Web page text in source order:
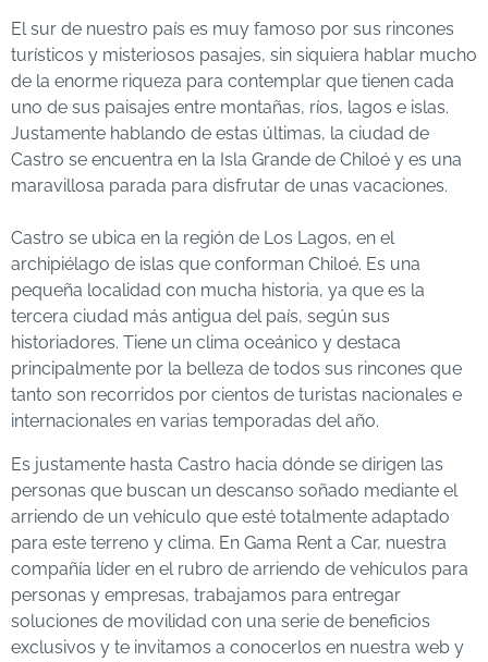
El sur de nuestro país es muy famoso por sus rincones
turísticos y misteriosos pasajes, sin siquiera hablar mucho
de la enorme riqueza para contemplar que tienen cada
uno de sus paisajes entre montañas, ríos, lagos e islas.
Justamente hablando de estas últimas, la ciudad de
Castro se encuentra en la Isla Grande de Chiloé y es una
maravillosa parada para disfrutar de unas vacaciones.
Castro se ubica en la región de Los Lagos, en el
archipiélago de islas que conforman Chiloé. Es una
pequeña localidad con mucha historia, ya que es la
tercera ciudad más antigua del país, según sus
historiadores. Tiene un clima oceánico y destaca
principalmente por la belleza de todos sus rincones que
tanto son recorridos por cientos de turistas nacionales e
internacionales en varias temporadas del año.
Es justamente hasta Castro hacia dónde se dirigen las
personas que buscan un descanso soñado mediante el
arriendo de un vehículo que esté totalmente adaptado
para este terreno y clima. En Gama Rent a Car, nuestra
compañía líder en el rubro de arriendo de vehículos para
personas y empresas, trabajamos para entregar
soluciones de movilidad con una serie de beneficios
exclusivos y te invitamos a conocerlos en nuestra web y